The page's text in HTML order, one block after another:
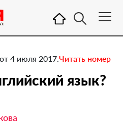
4 июля 2017.Читать номер
язык?